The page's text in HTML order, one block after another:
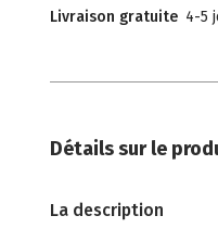
Livraison gratuite 4-5
Détails sur le
La description